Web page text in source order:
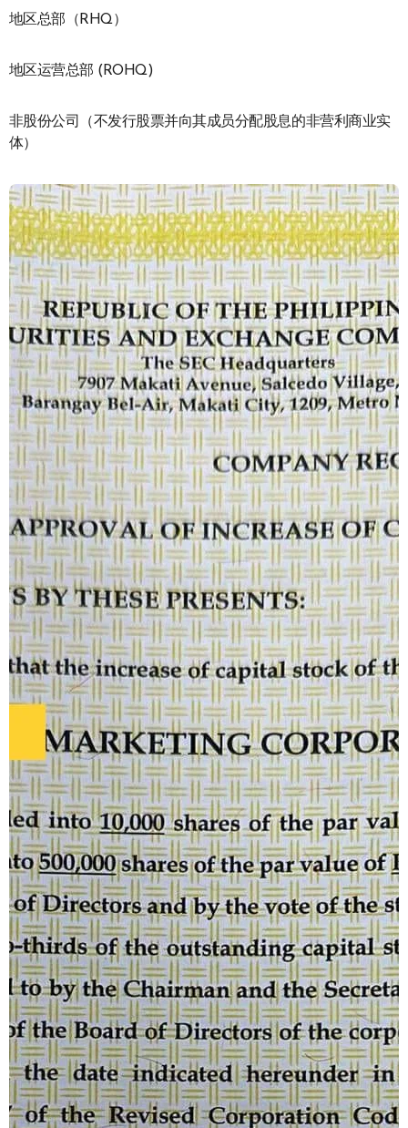
地区总部（RHQ）
地区运营总部 (ROHQ)
非股份公司（不发行股票并向其成员分配股息的非营利商业实
体）